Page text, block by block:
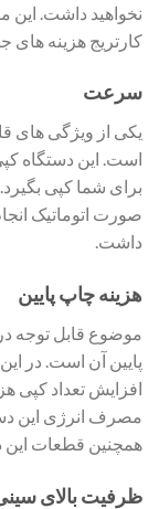
نخواهید داشت.
کارتریج هزینه های
سرعت
برای شما کپی
صورت اتوماتیک
داشت.
هزینه چاپ پایین
پایین آن است. در
افزایش تعداد کپی
مصرف انرژی این
همچنین قطعات این
ظرفیت بالای